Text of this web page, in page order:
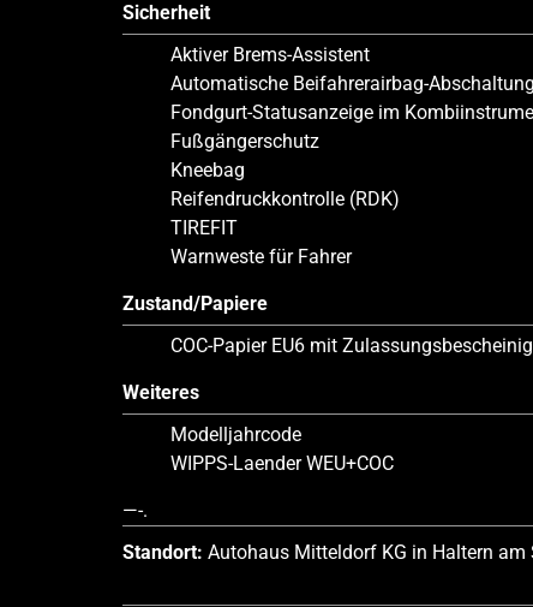
Sicherheit
Aktiver Brems-Assistent
Automatische Beifahrerairbag-Abschaltung
Fondgurt-Statusanzeige im
Fußgängerschutz
Kneebag
Reifendruckkontrolle (RDK)
TIREFIT
Warnweste für Fahrer
Zustand/Papiere
COC-Papier EU6 mit
Weiteres
Modelljahrcode
WIPPS-Laender WEU+COC
—-.
Standort: Autohaus Mitteldorf KG in Haltern am